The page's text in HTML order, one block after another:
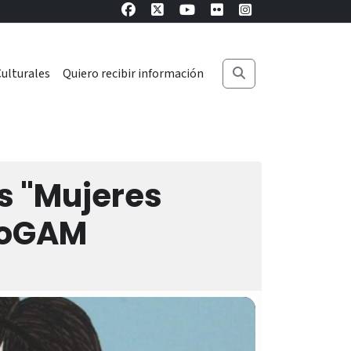
Quiero recibir información
"Mujeres